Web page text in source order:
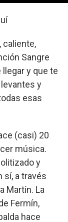
caliente,
Sangre
y que te
y
esas
(casi) 20
música.
y
sí, a través
Martín. La
Fermín,
hace